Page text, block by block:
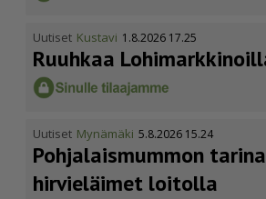
Uutiset Kustavi 1.8.2026 17.25
Ruuhkaa
Uutiset Mynämäki 5.8.2026 15.24
Pohja­lais­mummon
hirvieläimet loitolla